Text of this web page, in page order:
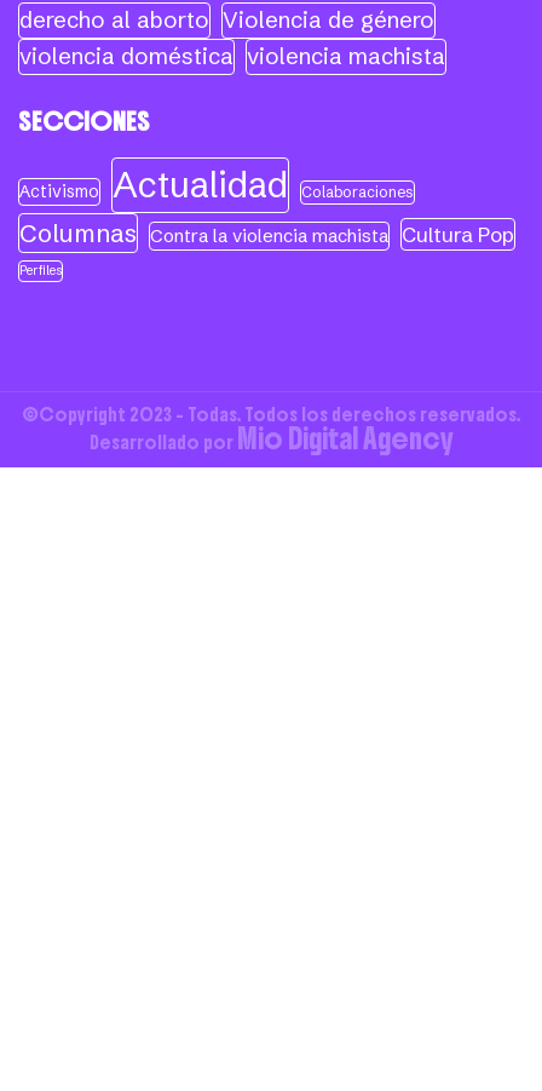
derecho al aborto Violencia de género
violencia doméstica violencia machista
SECCIONES
Activismo Actualidad Colaboraciones
Columnas Contra la violencia machista Cultura Pop
Perfiles
©Copyright 2023 - Todas. Todos los derechos reservados.
Desarrollado por Mio Digital Agency